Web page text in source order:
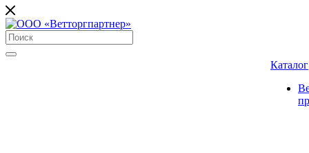
Каталог